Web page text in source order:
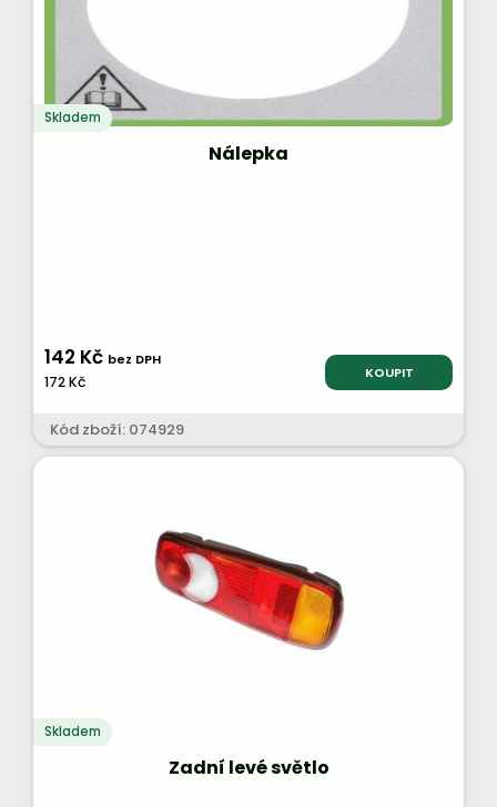
Skladem
Nálepka
142 Kč bez DPH
172 Kč KOUPIT
Kód zboží: 074929
Skladem
Zadní levé světlo